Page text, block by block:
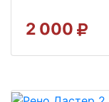
2 000